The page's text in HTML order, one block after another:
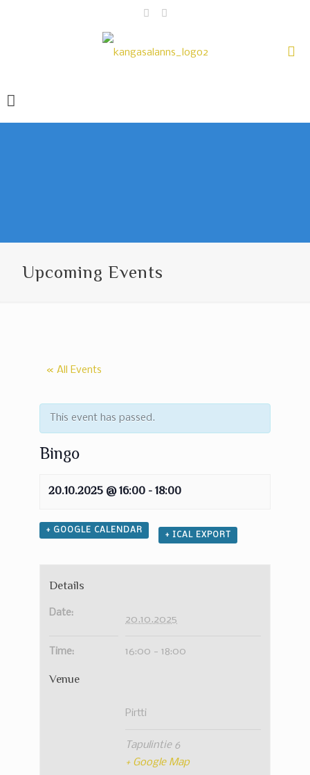
Upcoming Events
« All Events
This event has passed.
Bingo
20.10.2025 @ 16:00- 18:00
+ GOOGLE CALENDAR
+ ICAL EXPORT
Details
Date:
20.10.2025
Time: 16:00 - 18:00
Venue
Pirtti
Tapulintie 6
+ Google Map